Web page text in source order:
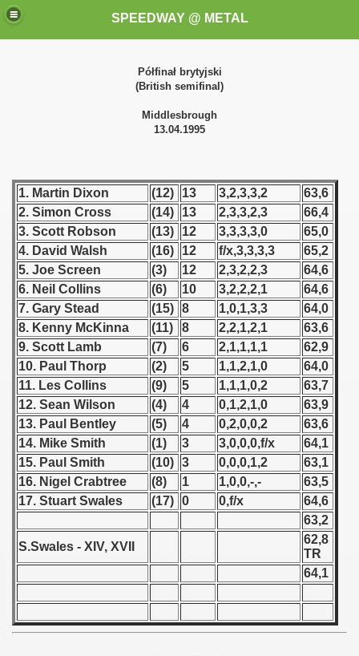
SPEEDWAY @ METAL
Półfinał brytyjski
(British semifinal)
Middlesbrough
13.04.1995
1. Martin Dixon (12) 13 3,2,3,3,2
63,6
2. Simon Cross
(14) 13 2,3,3,2,3
66,4
3. Scott Robson
(13) 12 3,3,3,3,0
65,0
4. David Walsh
(16) 12 f/x,3,3,3,3
65,2
5. Joe Screen
(3) 12 2,3,2,2,3
64,6
6. Neil Collins
(6) 10 3,2,2,2,1
64,6
7. Gary Stead
(15) 8 1,0,1,3,3
64,0
8. Kenny McKinna
(11) 8 2,2,1,2,1
63,6
9. Scott Lamb
(7) 6 2,1,1,1,1
62,9
10. Paul Thorp
(2) 5 1,1,2,1,0
64,0
11. Les Collins
(9) 5 1,1,1,0,2
63,7
12. Sean Wilson
(4) 4 0,1,2,1,0
63,9
13. Paul Bentley
(5) 4 0,2,0,0,2
63,6
14. Mike Smith
(1) 3 3,0,0,0,f/x
64,1
15. Paul Smith
(10) 3 0,0,0,1,2
63,1
16. Nigel Crabtree
(8) 1 1,0,0,-,-
63,5
17. Stuart Swales
(17) 0 0,f/x
64,6
63,2
S.Swales - XIV, XVII
62,8
TR
64,1
these speedway programms)
(My speedway programmes to exchange or sale)
Świata (World Speedway Championship)
1946
- 1952